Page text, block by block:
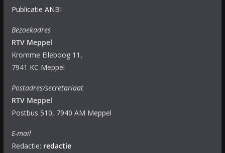
Publicatie ANBI
Bezoekadres
RTV Meppel
Kromme Elleboog 11,
7941 KC Meppel
Postadres/secretariaat
RTV Meppel
Postbus 510, 7940 AM Meppel
E-mail
Redactie: redactie